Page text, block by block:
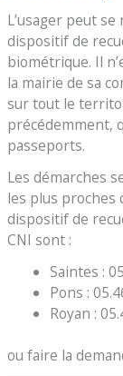
L’usager peut
dispositif de
biométrique. Il
la mairie de sa
sur tout le
précédemment,
passeports.
Les démarches
les plus proches
dispositif de
CNI sont :
Saintes :
Pons :
Royan :
ou faire la